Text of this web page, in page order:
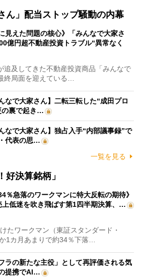
ん」配当ストップ騒動の内幕
見えた問題の核心》「みんなで大家さ
億円超不動産投資トラブル“異常なく
及してきた不動産投資商品「みんなで
終局面を迎えている…
なで大家さん】二転三転した“成田プロ
の裏で起き…
なで大家さん】独占入手“内部議事録”で
代表の思…
一覧を見る
好決算銘柄」
％急落のワークマンに特大反転の期待》
上低迷を吹き飛ばす第1四半期決算、…
たワークマン（東証スタンダード・
1カ月あまりで約34％下落…
ラの新たな主役」として再評価される気
提携でAI…